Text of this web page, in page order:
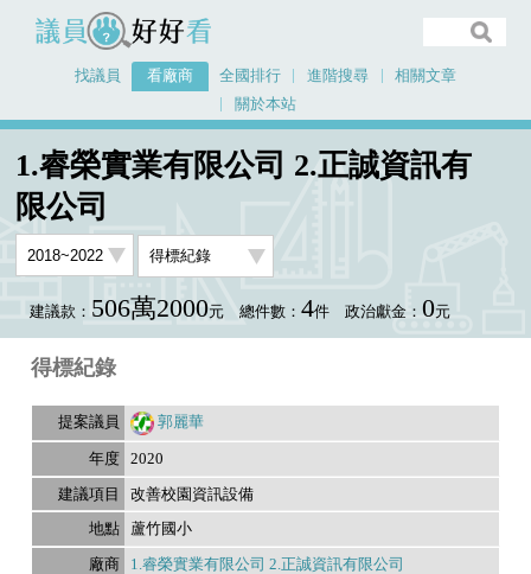
議員好好看
找議員 看廠商 全國排行 進階搜尋
相關文章
關於本站
1.睿榮實業有限公司 2.正誠資訊有
限公司
建議款： 506萬2000元 總件數： 4件 政治獻金： 0元
得標紀錄
郭麗華
2020
改善校園資訊設備
蘆竹國小
1.睿榮實業有限公司 2.正誠資訊有限公司